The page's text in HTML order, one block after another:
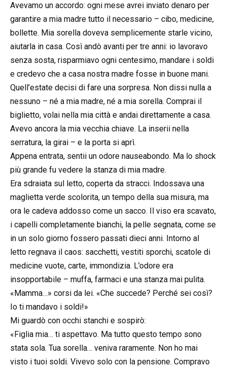
Avevamo un accordo: ogni mese avrei inviato denaro per
garantire a mia madre tutto il necessario – cibo, medicine,
bollette. Mia sorella doveva semplicemente starle vicino,
aiutarla in casa. Così andò avanti per tre anni: io lavoravo
senza sosta, risparmiavo ogni centesimo, mandare i soldi
e credevo che a casa nostra madre fosse in buone mani.
Quell’estate decisi di fare una sorpresa. Non dissi nulla a
nessuno – né a mia madre, né a mia sorella. Comprai il
biglietto, volai nella mia città e andai direttamente a casa.
Avevo ancora la mia vecchia chiave. La inserii nella
serratura, la girai – e la porta si aprì.
Appena entrata, sentii un odore nauseabondo. Ma lo shock
più grande fu vedere la stanza di mia madre.
Era sdraiata sul letto, coperta da stracci. Indossava una
maglietta verde scolorita, un tempo della sua misura, ma
ora le cadeva addosso come un sacco. Il viso era scavato,
i capelli completamente bianchi, la pelle segnata, come se
in un solo giorno fossero passati dieci anni. Intorno al
letto regnava il caos: sacchetti, vestiti sporchi, scatole di
medicine vuote, carte, immondizia. L’odore era
insopportabile – muffa, farmaci e una stanza mai pulita.
«Mamma…» corsi da lei. «Che succede? Perché sei così?
Io ti mandavo i soldi!»
Mi guardò con occhi stanchi e sospirò:
«Figlia mia… ti aspettavo. Ma tutto questo tempo sono
stata sola. Tua sorella… veniva raramente. Non ho mai
visto i tuoi soldi. Vivevo solo con la pensione. Compravo